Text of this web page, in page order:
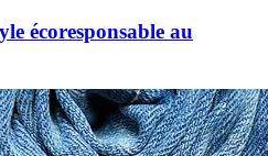
écoresponsable au